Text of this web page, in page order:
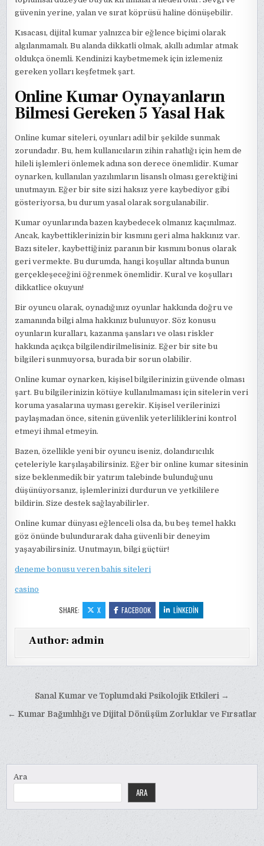
güvenin yerine, yalan ve sırat köprüsü haline dönüşebilir.
Kısacası, dijital kumar yalnızca bir eğlence biçimi olarak
algılanmamalı. Bu alanda dikkatli olmak, akıllı adımlar atmak
oldukça önemli. Kendinizi kaybetmemek için izlemeniz
gereken yolları keşfetmek şart.
Online Kumar Oynayanların
Bilmesi Gereken 5 Yasal Hak
Online kumar siteleri, oyunları adil bir şekilde sunmak
zorundadır. Bu, hem kullanıcıların zihin rahatlığı için hem de
hileli işlemleri önlemek adına son derece önemlidir. Kumar
oynarken, kullanılan yazılımların lisanslı olması gerektiğini
unutmayın. Eğer bir site sizi haksız yere kaybediyor gibi
gösteriyorsa, bu durum yasal olarak sorgulanabilir.
Kumar oyunlarında bazen kaybedecek olmanız kaçınılmaz.
Ancak, kaybettiklerinizin bir kısmını geri alma hakkınız var.
Bazı siteler, kaybettiğiniz paranın bir kısmını bonus olarak
geri vermekte. Bu durumda, hangi koşullar altında bunun
gerçekleşeceğini öğrenmek önemlidir. Kural ve koşulları
dikkatlice okuyun!
Bir oyuncu olarak, oynadığınız oyunlar hakkında doğru ve
zamanında bilgi alma hakkınız bulunuyor. Söz konusu
oyunların kuralları, kazanma şansları ve olası riskler
hakkında açıkça bilgilendirilmelisiniz. Eğer bir site bu
bilgileri sunmuyorsa, burada bir sorun olabilir.
Online kumar oynarken, kişisel bilgilerinizin güvende olması
şart. Bu bilgilerinizin kötüye kullanılmaması için sitelerin veri
koruma yasalarına uyması gerekir. Kişisel verilerinizi
paylaşmadan önce, sitenin güvenlik yeterliliklerini kontrol
etmeyi ihmal etmeyin.
Bazen, özellikle yeni bir oyuncu iseniz, dolandırıcılık
çeteleriyle karşılaşabilirsiniz. Eğer bir online kumar sitesinin
size beklenmedik bir yatırım talebinde bulunduğunu
düşünüyorsanız, işlemlerinizi durdurun ve yetkililere
bildirin. Size destek sağlayabilirler.
Online kumar dünyası eğlenceli olsa da, bu beş temel hakkı
göz önünde bulundurarak daha güvenli bir deneyim
yaşayabilirsiniz. Unutmayın, bilgi güçtür!
deneme bonusu veren bahis siteleri
casino
SHARE: X FACEBOOK LINKEDIN
Author: admin
Yazı
gezinmesi
Sanal Kumar ve Toplumdaki Psikolojik Etkileri →
← Kumar Bağımlılığı ve Dijital Dönüşüm Zorluklar ve Fırsatlar
Ara
ARA